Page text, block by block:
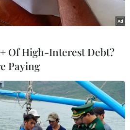
#Học viện Quân y
#tiêm thử nghiệm vắcxin
Of High-Interest Debt?
Paying